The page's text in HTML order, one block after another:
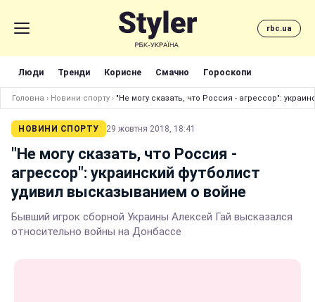
rbc.ua
Люди Тренди Корисне Смачно Гороскопи
Головна › Новини спорту › "Не могу сказать, что Россия - агрессор":
НОВИНИ СПОРТУ 29 жовтня 2018, 18:41
"Не могу сказать, что Россия -
агрессор": украинский футболист
удивил высказыванием о войне
Бывший игрок сборной Украины Алексей Гай высказался
относительно войны на Донбассе